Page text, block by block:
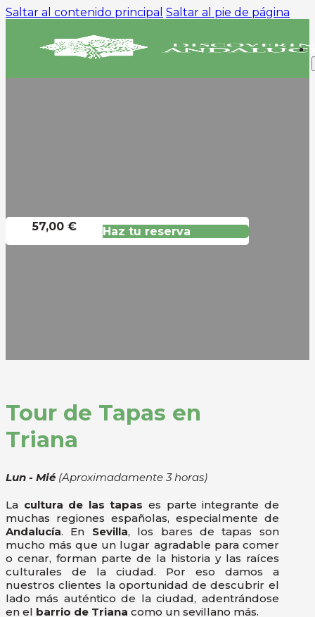
Saltar al contenido principal Saltar al pie de página
57,00 € Haz tu reserva
Tour de Tapas en
Triana
Lun - Mié (Aproximadamente 3 horas)
La cultura de las tapas es parte integrante de
muchas regiones españolas, especialmente de
Andalucía. En Sevilla, los bares de tapas son
mucho más que un lugar agradable para comer
o cenar, forman parte de la historia y las raíces
culturales de la ciudad. Por eso damos a
nuestros clientes la oportunidad de descubrir el
lado más auténtico de la ciudad, adentrándose
en el barrio de Triana como un sevillano más.